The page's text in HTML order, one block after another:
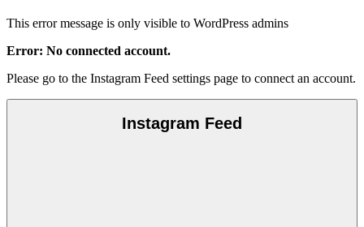
This error message is only visible to WordPress admins
Error: No connected account.
Please go to the Instagram Feed settings page to connect an account.
Instagram Feed